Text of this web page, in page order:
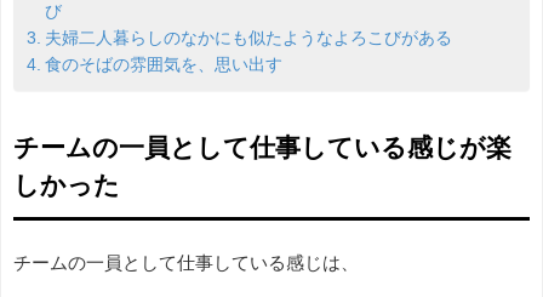
び
夫婦二人暮らしのなかにも似たようなよろこびがある
食のそばの雰囲気を、思い出す
チームの一員として仕事している感じが楽
しかった
チームの一員として仕事している感じは、